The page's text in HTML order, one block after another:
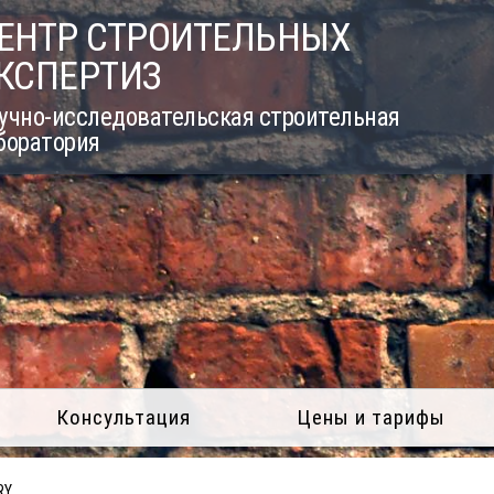
СТРОИТЕЛЬНЫХ
исследовательская строительная
Консультация Цены и тарифы